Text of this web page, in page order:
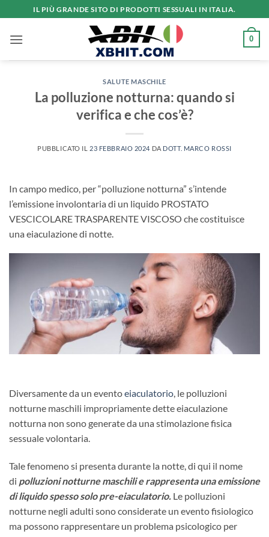
ai
contenuti
IL PIÙ GRANDE SITO DI PRODOTTI SESSUALI IN ITALIA.
0
SALUTE MASCHILE
La polluzione notturna: quando si
verifica e che cos’è?
PUBBLICATO IL 23 FEBBRAIO 2024 DA DOTT. MARCO ROSSI
In campo medico, per “polluzione notturna” s’intende
l’emissione involontaria di un liquido PROSTATO
VESCICOLARE TRASPARENTE VISCOSO che costituisce
una eiaculazione di notte.
Diversamente da un eventoeiaculatorio, le polluzioni
notturne maschili impropriamente dette eiaculazione
notturna non sono generate da una stimolazione fisica
sessuale volontaria.
Tale fenomeno si presenta durante la notte, di qui il nome
di polluzioni notturne maschili e rappresenta una emissione
di liquido spesso solo pre-eiaculatorio. Le polluzioni
notturne negli adulti sono considerate un evento fisiologico
ma possono rappresentare un problema psicologico per